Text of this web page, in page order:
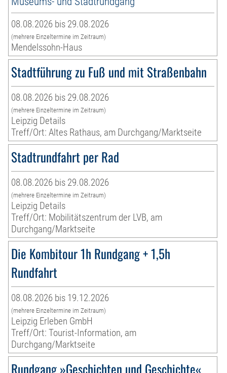
08.08.2026 bis 29.08.2026
(mehrere Einzeltermine im Zeitraum)
Mendelssohn-Haus
Stadtführung zu Fuß und mit Straßenbahn
08.08.2026 bis 29.08.2026
(mehrere Einzeltermine im Zeitraum)
Leipzig Details
Treff/Ort: Altes Rathaus, am Durchgang/Marktseite
Stadtrundfahrt per Rad
08.08.2026 bis 29.08.2026
(mehrere Einzeltermine im Zeitraum)
Leipzig Details
Treff/Ort: Mobilitätszentrum der LVB, am
Durchgang/Marktseite
Die Kombitour 1h Rundgang + 1,5h
Rundfahrt
08.08.2026 bis 19.12.2026
(mehrere Einzeltermine im Zeitraum)
Leipzig Erleben GmbH
Treff/Ort: Tourist-Information, am
Durchgang/Marktseite
Rundgang »Geschichten und Geschichte«